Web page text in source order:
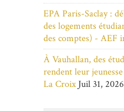
EPA Paris-Saclay :
des logements
des comptes) - AEF
À Vauhallan, des
rendent leur
La Croix Juil 31, 2026